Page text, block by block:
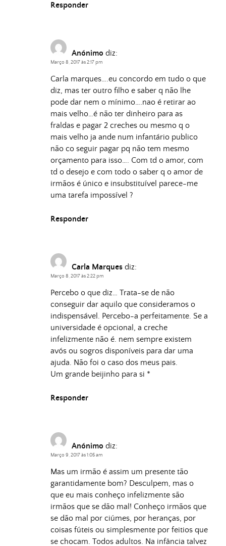
Responder
Anónimo diz:
Março 8, 2017 às 2:17 pm
Carla marques….eu concordo em tudo o que
diz, mas ter outro filho e saber q não lhe
pode dar nem o mínimo….nao é retirar ao
mais velho…é não ter dinheiro para as
fraldas e pagar 2 creches ou mesmo q o
mais velho ja ande num infantário publico
não co seguir pagar pq não tem mesmo
orçamento para isso…. Com td o amor, com
td o desejo e com todo o saber q o amor de
irmãos é único e insubstituível parece-me
uma tarefa impossível ?
Responder
Carla Marques diz:
Março 8, 2017 às 2:22 pm
Percebo o que diz… Trata-se de não
conseguir dar aquilo que consideramos o
indispensável. Percebo-a perfeitamente. Se a
universidade é opcional, a creche
infelizmente não é. nem sempre existem
avós ou sogros disponíveis para dar uma
ajuda. Não foi o caso dos meus pais.
Um grande beijinho para si *
Responder
Anónimo diz:
Março 9, 2017 às 1:05 am
Mas um irmão é assim um presente tão
garantidamente bom? Desculpem, mas o
que eu mais conheço infelizmente são
irmãos que se dão mal! Conheço irmãos que
se dão mal por ciúmes, por heranças, por
coisas fúteis ou simplesmente por feitios que
se chocam. Todos adultos. Na infância talvez